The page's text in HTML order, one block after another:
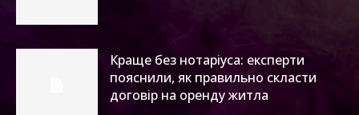
Краще без нотаріуса: експерти
пояснили, як правильно скласти
договір на оренду житла